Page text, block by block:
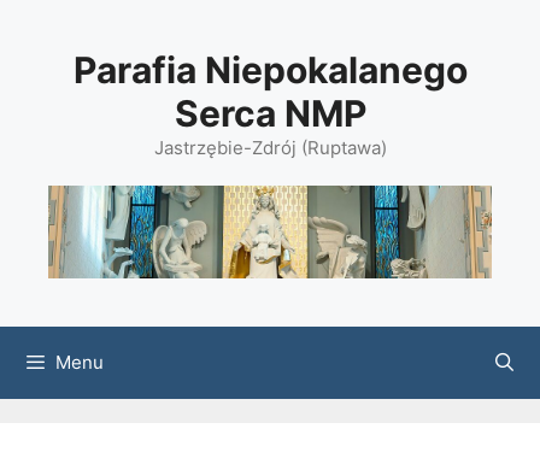
Parafia Niepokalanego
Serca NMP
Jastrzębie-Zdrój (Ruptawa)
Menu